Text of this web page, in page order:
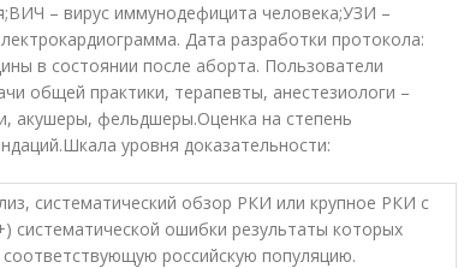
– вирус иммунодефицита человека;УЗИ –
Дата разработки протокола:
в состоянии после аборта. Пользователи
общей практики, терапевты, анестезиологи –
акушеры, фельдшеры.Оценка на степень
уровня доказательности:
систематический обзор РКИ или крупное РКИ с
систематической ошибки результаты которых
российскую популяцию.